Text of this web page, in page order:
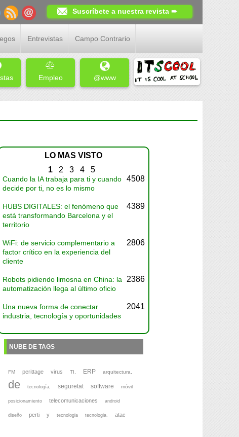
Suscríbete a nuestra revista ➨
Entrevistas Campo Contrario
Empleo @www
LO MAS VISTO
1 2 3 4 5
Cuando la IA trabaja para ti y cuando
decide por ti, no es lo mismo
4508
HUBS DIGITALES: el fenómeno que
está transformando Barcelona y el
territorio
4389
WiFi: de servicio complementario a
factor crítico en la experiencia del
cliente
2806
Robots pidiendo limosna en China: la
automatización llega al último oficio
2386
Una nueva forma de conectar
industria, tecnología y oportunidades
2041
NUBE DE TAGS
FM perittage virus TI, ERP arquitectura,
de tecnología, seguretat software móvil
posicionamiento telecomunicaciones android
diseño perti y tecnologia tecnologia, atac